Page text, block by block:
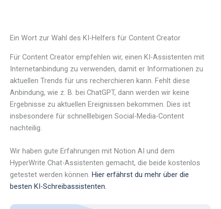
Ein Wort zur Wahl des KI-Helfers für Content Creator
Für Content Creator empfehlen wir, einen KI-Assistenten mit
Internetanbindung zu verwenden, damit er Informationen zu
aktuellen Trends für uns recherchieren kann. Fehlt diese
Anbindung, wie z. B. bei ChatGPT, dann werden wir keine
Ergebnisse zu aktuellen Ereignissen bekommen. Dies ist
insbesondere für schnelllebigen Social-Media-Content
nachteilig.
Wir haben gute Erfahrungen mit Notion AI und dem
HyperWrite Chat-Assistenten gemacht, die beide kostenlos
getestet werden können. Hier erfährst du mehr über die
besten KI-Schreibassistenten.